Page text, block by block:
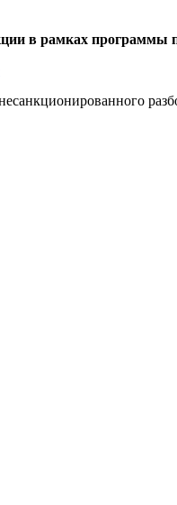
в рамках